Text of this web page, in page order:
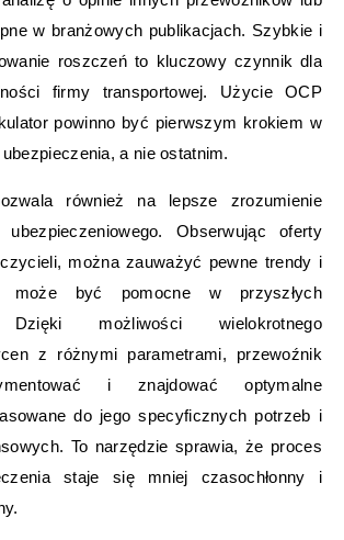
w branżowych publikacjach. Szybkie i
roszczeń to kluczowy czynnik dla
firmy transportowej. Użycie OCP
powinno być pierwszym krokiem w
a nie ostatnim.
również na lepsze zrozumienie
Obserwując oferty
można zauważyć pewne trendy i
może być pomocne w przyszłych
Dzięki możliwości wielokrotnego
z różnymi parametrami, przewoźnik
i znajdować optymalne
do jego specyficznych potrzeb i
To narzędzie sprawia, że proces
staje się mniej czasochłonny i